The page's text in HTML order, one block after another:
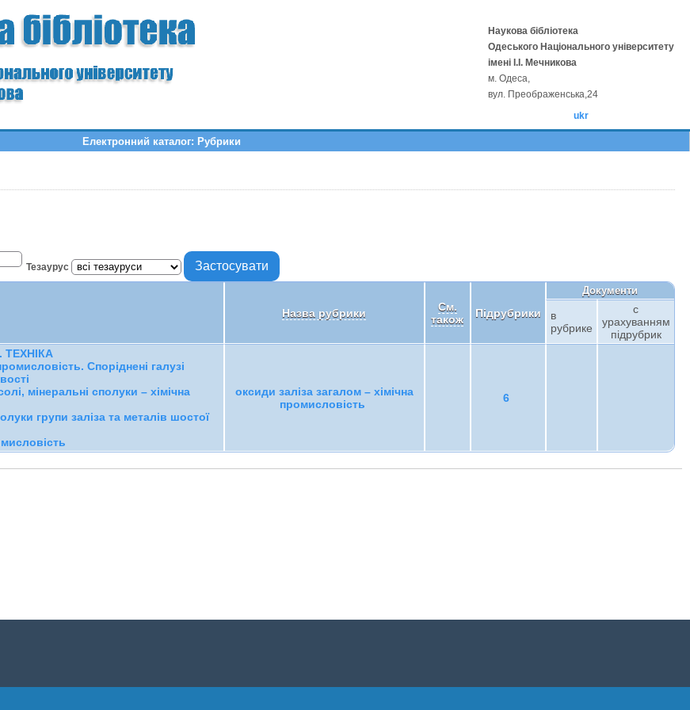
Наукова бібліотека
Одеського Національного університету
імені І.І. Мечникова
м. Одеса,
вул. Преображенська,24
ukr
Електронний каталог: Рубрики
Тезаурус
Назва рубрики
См.
також
Підрубрики
Документи
в
рубрике
с
урахуванням
підрубрик
Спорiдненi галузi
мінеральні сполуки – хімічна
групи заліза та металів шостої
оксиди заліза загалом – хімічна
промисловість
6